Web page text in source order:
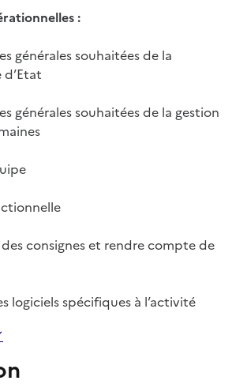
:
souhaitées de la
souhaitées de la gestion
consignes et rendre compte de
spécifiques à l’activité